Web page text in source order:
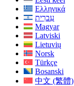
Ελληνικά
עִברִית
Magyar
Latviski
Lietuvių
Norsk
Türkçe
Bosanski
中文 (繁體)